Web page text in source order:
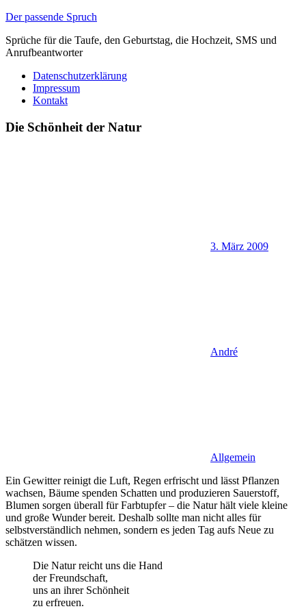
Zum
springen
Der passende Spruch
Sprüche für die Taufe, den Geburtstag, die Hochzeit, SMS und
Anrufbeantworter
Datenschutzerklärung
Impressum
Kontakt
Die Schönheit der Natur
3. März 2009
André
Allgemein
Ein Gewitter reinigt die Luft, Regen erfrischt und lässt Pflanzen
wachsen, Bäume spenden Schatten und produzieren Sauerstoff,
Blumen sorgen überall für Farbtupfer – die Natur hält viele kleine
und große Wunder bereit. Deshalb sollte man nicht alles für
selbstverständlich nehmen, sondern es jeden Tag aufs Neue zu
schätzen wissen.
Die Natur reicht uns die Hand
der Freundschaft,
uns an ihrer Schönheit
zu erfreuen.